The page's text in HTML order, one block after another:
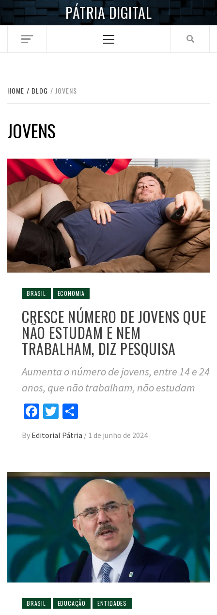
Skip
PÁTRIA DIGITAL
Menu
HOME BLOG JOVENS
JOVENS
BRASIL ECONOMIA
CRESCE NÚMERO DE JOVENS QUE
NÃO ESTUDAM E NEM
TRABALHAM, DIZ PESQUISA
Aumenta o número de jovens, entre 14 e 24
anos, que não trabalham, não estudam
Facebook
Twitter
By Editorial Pátria / 1 de junho de 2024
BRASIL EDUCAÇÃO ENTIDADES